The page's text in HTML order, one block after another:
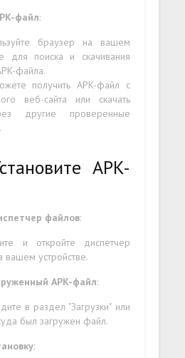
файл:
браузер на вашем
для поиска и скачивания
файла.
получить APK-файл с
веб-сайта или скачать
другие проверенные
APK-
файлов:
и откройте диспетчер
вашем устройстве.
APK-файл:
в раздел "Загрузки" или
был загружен файл.
: